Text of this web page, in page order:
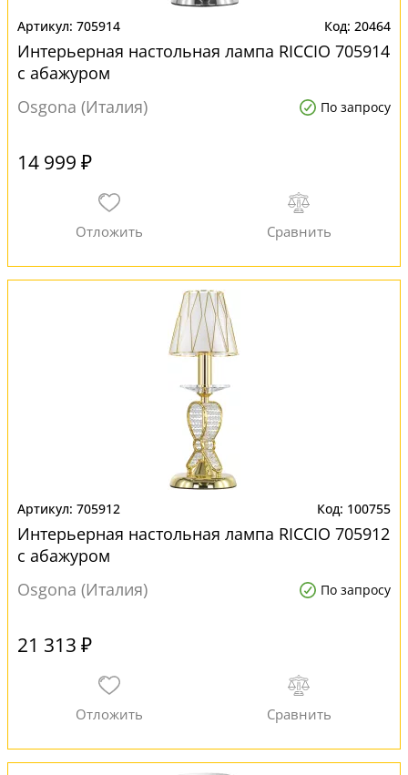
705914 20464
Интерьерная настольная лампа RICCIO 705914
с абажуром
Osgona (Италия)
По запросу
14 999 ₽
705912 100755
Интерьерная настольная лампа RICCIO 705912
с абажуром
Osgona (Италия)
По запросу
21 313 ₽